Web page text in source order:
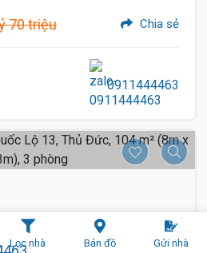
Lọc nhà Bản đồ Gửi nhà
70 triệu Chia sẻ
0911444463